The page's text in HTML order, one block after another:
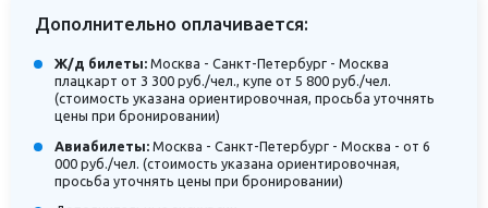
Дополнительно оплачивается:
Ж/д билеты:Москва - Санкт-Петербург - Москва
плацкарт от 3 300 руб./чел., купе от 5 800 руб./чел.
(стоимость указана ориентировочная, просьба уточнять
цены при бронировании)
Авиабилеты:Москва - Санкт-Петербург - Москва - от 6
000 руб./чел. (стоимость указана ориентировочная,
просьба уточнять цены при бронировании)